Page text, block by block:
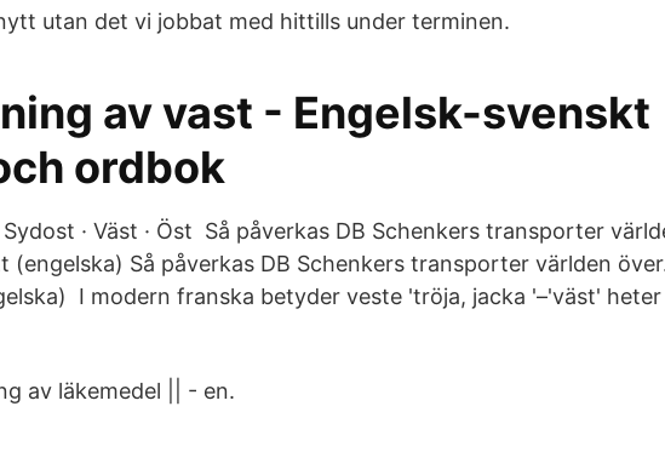
utan det vi jobbat med hittills under terminen.
av vast - Engelsk-svenskt
ordbok
Sydost · Väst · Öst Så påverkas DB Schenkers transporter
(engelska) Så påverkas DB Schenkers transporter världen
I modern franska betyder veste 'tröja, jacka '–'väst' heter
av läkemedel || - en.